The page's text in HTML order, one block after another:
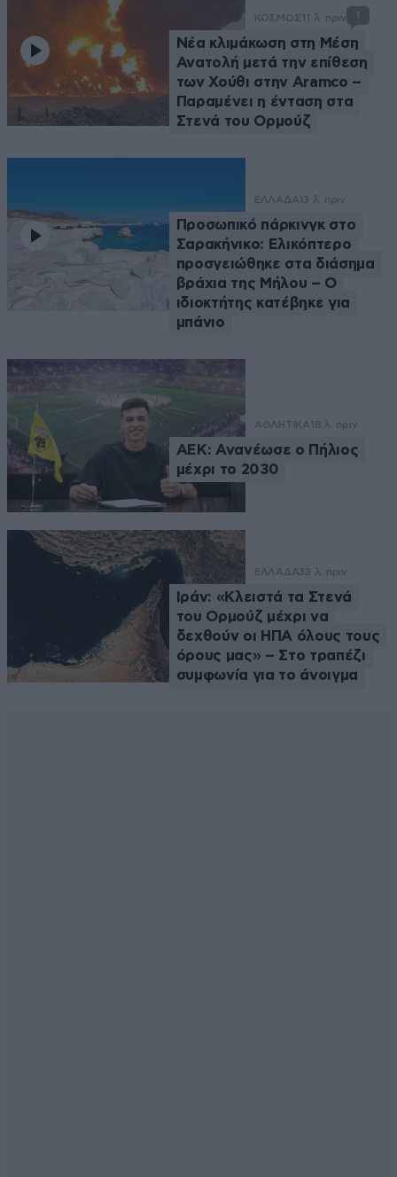
ΚΟΣΜΟΣ 11 λ. πριν
Νέα κλιμάκωση στη Μέση
Ανατολή μετά την επίθεση
των Χούθι στην Aramco –
Παραμένει η ένταση στα
Στενά του Ορμούζ
ΕΛΛΑΔΑ 13 λ. πριν
Προσωπικό πάρκινγκ στο
Σαρακήνικο: Ελικόπτερο
προσγειώθηκε στα διάσημα
βράχια της Μήλου – Ο
ιδιοκτήτης κατέβηκε για
μπάνιο
ΑΘΛΗΤΙΚΑ 18 λ. πριν
ΑΕΚ: Ανανέωσε ο Πήλιος
μέχρι το 2030
ΕΛΛΑΔΑ33 λ. πριν
Ιράν: «Κλειστά τα Στενά
του Ορμούζ μέχρι να
δεχθούν οι ΗΠΑ όλους τους
όρους μας» – Στο τραπέζι
συμφωνία για το άνοιγμα